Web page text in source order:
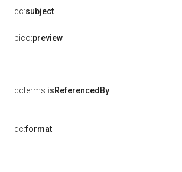
dc:subject
pico:preview
dcterms:isReferencedBy
dc:format